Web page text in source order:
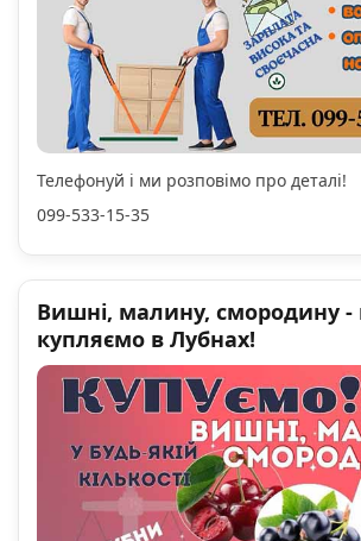
Телефонуй і ми розповімо про деталі!
099-533-15-35
Вишні, малину, смородину -
купляємо в Лубнах!